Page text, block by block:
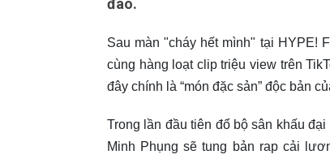
đáo.
Sau màn "cháy hết mình" tại HYPE!
cùng hàng loạt clip triệu view trên
đây chính là “món đặc sản” độc bản
Trong lần đầu tiên đổ bộ sân khấu
Minh Phụng sẽ tung bản rap cải